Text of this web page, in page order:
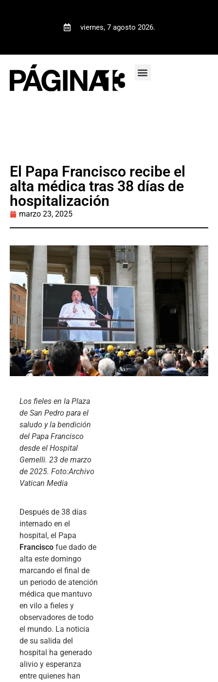
viernes, 7 agosto 2026.
El Papa Francisco recibe el
alta médica tras 38 días de
hospitalización
marzo 23, 2025
Los fieles en la Plaza
de San Pedro para el
saludo y la bendición
del Papa Francisco
desde el Hospital
Gemelli. 23 de marzo
de 2025. Foto:Archivo
Vatican Media
Después de 38 días
internado en el
hospital, el Papa
Francisco fue dado de
alta este domingo
marcando el final de
un periodo de atención
médica que mantuvo
en vilo a fieles y
observadores de todo
el mundo. La noticia
de su salida del
hospital ha generado
alivio y esperanza
entre quienes han